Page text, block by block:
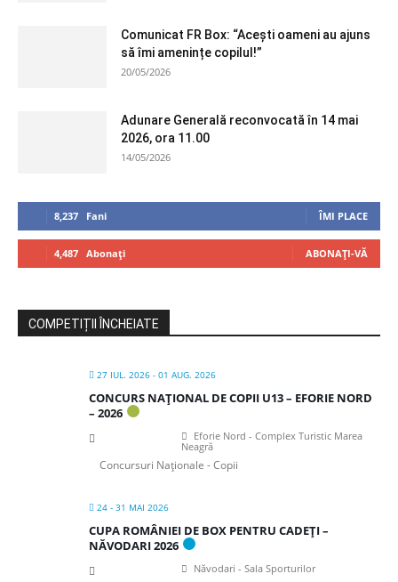
Comunicat FR Box: “Acești oameni au ajuns
să îmi amenințe copilul!”
20/05/2026
Adunare Generală reconvocată în 14 mai
2026, ora 11.00
14/05/2026
8,237 Fani ÎMI PLACE
4,487 Abonați ABONAȚI-VĂ
COMPETIȚII ÎNCHEIATE
27 IUL. 2026 - 01 AUG. 2026
CONCURS NAȚIONAL DE COPII U13 – EFORIE NORD
– 2026
Eforie Nord - Complex Turistic Marea
Neagră
Concursuri Naționale - Copii
24 - 31 MAI 2026
CUPA ROMÂNIEI DE BOX PENTRU CADEȚI –
NĂVODARI 2026
Năvodari - Sala Sporturilor